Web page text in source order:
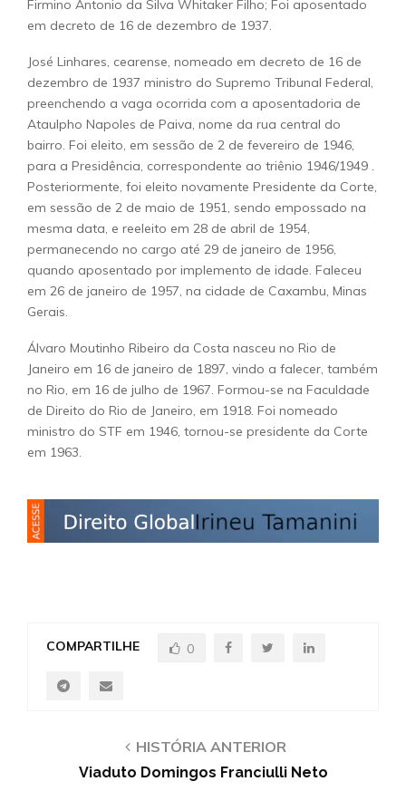
Firmino Antonio da Silva Whitaker Filho; Foi aposentado
em decreto de 16 de dezembro de 1937.
José Linhares, cearense, nomeado em decreto de 16 de
dezembro de 1937 ministro do Supremo Tribunal Federal,
preenchendo a vaga ocorrida com a aposentadoria de
Ataulpho Napoles de Paiva, nome da rua central do
bairro. Foi eleito, em sessão de 2 de fevereiro de 1946,
para a Presidência, correspondente ao triênio 1946/1949 .
Posteriormente, foi eleito novamente Presidente da Corte,
em sessão de 2 de maio de 1951, sendo empossado na
mesma data, e reeleito em 28 de abril de 1954,
permanecendo no cargo até 29 de janeiro de 1956,
quando aposentado por implemento de idade. Faleceu
em 26 de janeiro de 1957, na cidade de Caxambu, Minas
Gerais.
Álvaro Moutinho Ribeiro da Costa nasceu no Rio de
Janeiro em 16 de janeiro de 1897, vindo a falecer, também
no Rio, em 16 de julho de 1967. Formou-se na Faculdade
de Direito do Rio de Janeiro, em 1918. Foi nomeado
ministro do STF em 1946, tornou-se presidente da Corte
em 1963.
COMPARTILHE 0
HISTÓRIA ANTERIOR
Viaduto Domingos Franciulli Neto